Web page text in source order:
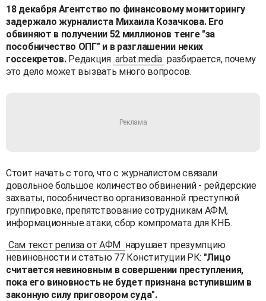
18 декабря Агентство по финансовому мониторингу
задержало журналиста Михаила Козачкова. Его
обвиняют в получении 52 миллионов тенге "за
пособничество ОПГ" и в разглашении неких
госсекретов. Редакция arbat.media разбирается, почему
это дело может вызвать много вопросов.
Стоит начать с того, что с журналистом связали
довольное большое количество обвинений - рейдерские
захваты, пособничество организованной преступной
группировке, препятствование сотрудникам АФМ,
информационные атаки, сбор компромата для КНБ.
Сам текст релиза от АФМ нарушает презумпцию
невиновности и статью 77 Конституции РК: "Лицо
считается невиновным в совершении преступления,
пока его виновность не будет признана вступившим в
законную силу приговором суда".